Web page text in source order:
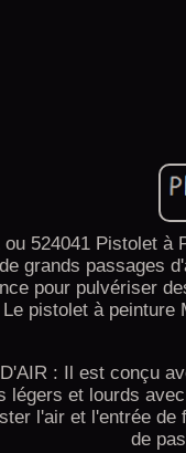
ou 524041 Pistolet
grands passages
pour pulvériser
pistolet à peinture
: Il est conçu
légers et lourds
l'air et l'entrée
de